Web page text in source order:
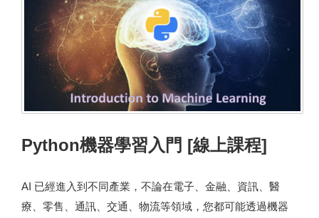
Python機器學習入門 [線上課程]
AI 已經進入到不同產業，不論在電子、金融、資訊、醫
療、零售、通訊、交通、物流等領域，您都可能透過機器